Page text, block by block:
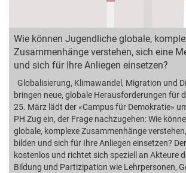
Wie können Jugendliche globale,
Zusammenhänge verstehen, sich eine
und sich für Ihre Anliegen einsetzen?
Globalisierung, Klimawandel, Migration und
bringen neue, globale Herausforderungen für
25. März lädt der «Campus für Demokratie»
PH Zug ein, der Frage nachzugehen: Wie
globale, komplexe Zusammenhänge
bilden und sich für Ihre Anliegen einsetzen?
kostenlos und richtet sich speziell an Akteure
Bildung und Partizipation wie Lehrpersonen,